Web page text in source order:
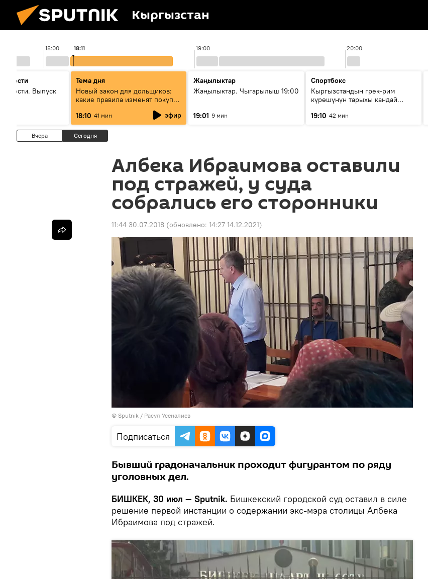
Кыргызстан
18:00 19:00 20:00
18:11
Выпуск
Тема дня
Новый закон для дольщиков:
какие правила изменят покупку
18:10 41 мин эфир
Жаңылыктар
Жаңылыктар. Чыгарылыш 19:00
19:01 9 мин
Спортбокс
Кыргызстандын грек-рим
күрөшүнүн тарыхы кандай
19:10 42 мин
Вчера Сегодня
Албека Ибраимова оставили
под стражей, у суда
собрались его сторонники
11:44 30.07.2018 (обновлено: 14:27 14.12.2021)
© Sputnik / Расул Усеналиев
Подписаться
Бывший градоначальник проходит фигурантом по ряду
уголовных дел.
БИШКЕК, 30 июл — Sputnik. Бишкекский городской суд оставил в силе
решение первой инстанции о содержании экс-мэра столицы Албека
Ибраимова под стражей.